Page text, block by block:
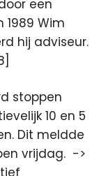
een
Wim
hij adviseur.
stoppen
10 en 5
Dit meldde
vrijdag. ->